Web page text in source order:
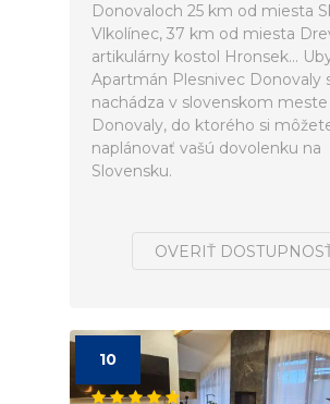
Donovaloch 25 km od miesta
Vlkolínec, 37 km od miesta
artikulárny kostol Hronsek...
Apartmán Plesnivec Donovaly
nachádza v slovenskom meste
Donovaly, do ktorého si
naplánovať vašú dovolenku na
Slovensku.
OVERIŤ
10